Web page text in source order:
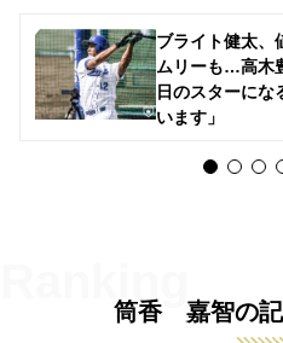
ブライト健太、
ムリーも…高木
日のスターにな
います」
筒香 嘉智の記